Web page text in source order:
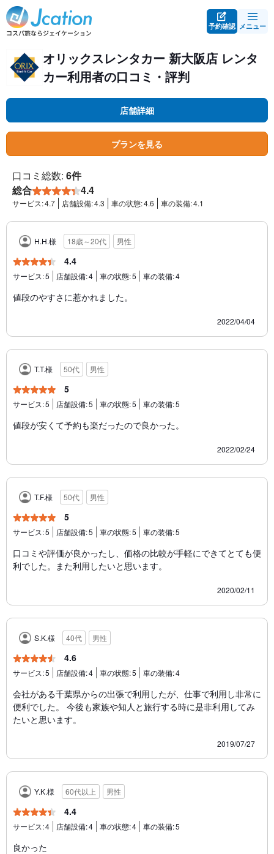
予約確認 メニュー
オリックスレンタカー 新大阪店 レンタ
カー利用者の口コミ・評判
店舗詳細
プランを見る
口コミ総数: 6件
総合
4.4
サービス:4.7 店舗設備:4.3 車の状態:4.6 車の装備:4.1
H.H.様 18歳～20代 男性
4.4
サービス:5 店舗設備:4 車の状態:5 車の装備:4
値段のやすさに惹かれました。
2022/04/04
T.T.様 50代 男性
5
サービス:5 店舗設備:5 車の状態:5 車の装備:5
値段が安くて予約も楽だったので良かった。
2022/02/24
T.F.様 50代 男性
5
サービス:5 店舗設備:5 車の状態:5 車の装備:5
口コミや評価が良かったし、価格の比較が手軽にできてとても便
利でした。また利用したいと思います。
2020/02/11
S.K.様 40代 男性
4.6
サービス:5 店舗設備:4 車の状態:5 車の装備:4
会社がある千葉県からの出張で利用したが、仕事で利用し非常に
便利でした。 今後も家族や知人と旅行する時に是非利用してみ
たいと思います。
2019/07/27
Y.K.様 60代以上 男性
4.4
サービス:4 店舗設備:4 車の状態:4 車の装備:5
良かった